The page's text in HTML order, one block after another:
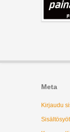
Meta
Kirjaudu